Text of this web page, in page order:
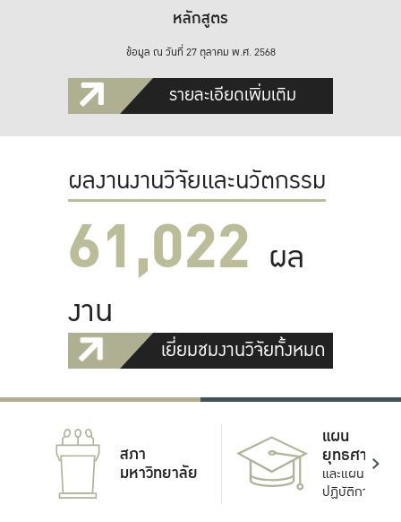
หลักสูตร
ข้อมูล ณ วันที่ 27 ตุลาคม พ.ศ. 2568
รายละเอียดเพิ่มเติม
ผลงานงานวิจัยและนวัตกรรม
61,022 ผล
งาน
เยี่ยมชมงานวิจัยทั้งหมด
สภา
มหาวิทยาลัย
แผน
ยุทธศาสตร์
และแผน
ปฏิบัติการ